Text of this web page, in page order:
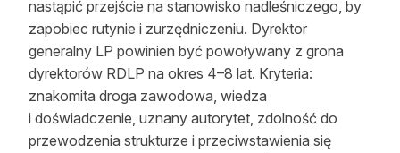
nastąpić przejście na stanowisko nadleśniczego, by
zapobiec rutynie i zurzędniczeniu. Dyrektor
generalny LP powinien być powoływany z grona
dyrektorów RDLP na okres 4–8 lat. Kryteria:
znakomita droga zawodowa, wiedza
i doświadczenie, uznany autorytet, zdolność do
przewodzenia strukturze i przeciwstawienia się